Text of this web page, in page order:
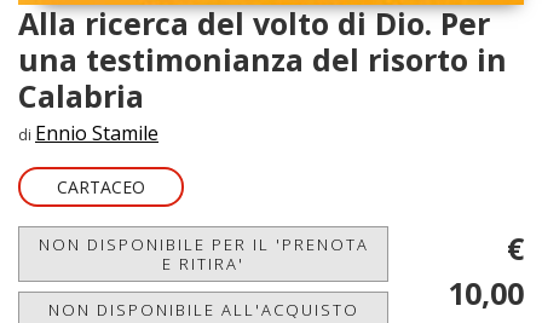
Alla ricerca del volto di Dio. Per
una testimonianza del risorto in
Calabria
di Ennio Stamile
CARTACEO
NON DISPONIBILE PER IL 'PRENOTA
E RITIRA'
NON DISPONIBILE ALL'ACQUISTO
€
10,00